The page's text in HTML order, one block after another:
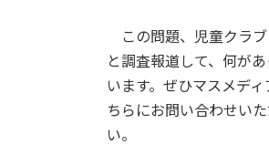
この問題、児童クラブ
と調査報道して、何が
います。ぜひマスメデ
ちらにお問い合わせい
い。